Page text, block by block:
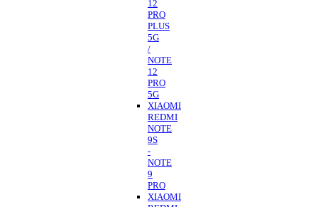
12
PRO
PLUS
5G
/
NOTE
12
PRO
5G
XIAOMI
REDMI
NOTE
9S
-
NOTE
9
PRO
XIAOMI